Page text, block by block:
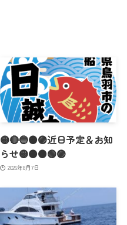
🟡🔴🔵🟠🟣近日予定＆お知
らせ🟡🟠🟤🟢🟣
2026年8月7日